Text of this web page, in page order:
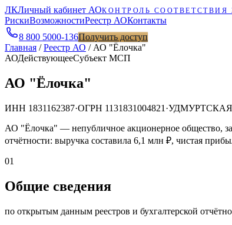
ЛКЛичный кабинет АОКОНТРОЛЬ СООТВЕТСТВИЯ
РискиВозможностиРеестр АОКонтакты
8 800 5000-136Получить доступ
Главная /Реестр АО / АО "Ёлочка"
АОДействующееСубъект МСП
АО "Ёлочка"
ИНН 1831162387·ОГРН 1131831004821 ·УДМУРТСКАЯ
АО "Ёлочка" — непубличное акционерное общество,
отчётности: выручка составила 6,1 млн ₽, чистая
01
Общие сведения
по открытым данным реестров и бухгалтерской